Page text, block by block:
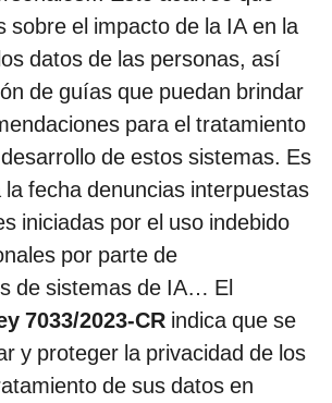
sobre el impacto de la IA en la
datos de las personas, así
de guías que puedan brindar
para el tratamiento
de estos sistemas. Es
fecha denuncias interpuestas
iniciadas por el uso indebido
por parte de
de sistemas de IA… El
7033/2023-CR indica que se
y proteger la privacidad de los
de sus datos en